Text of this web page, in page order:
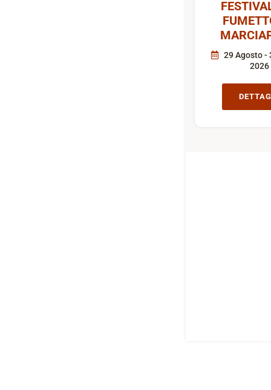
29 Agosto -
2026